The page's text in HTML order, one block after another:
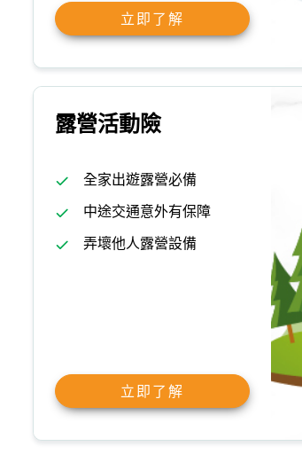
立即了解
露營活動險
全家出遊露營必備
中途交通意外有保障
弄壞他人露營設備
立即了解